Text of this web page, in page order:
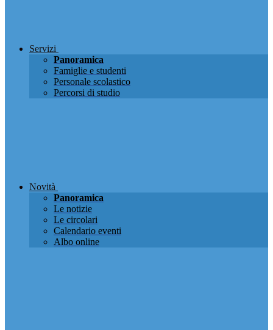
Servizi
Panoramica
Famiglie e studenti
Personale scolastico
Percorsi di studio
Novità
Panoramica
Le notizie
Le circolari
Calendario eventi
Albo online